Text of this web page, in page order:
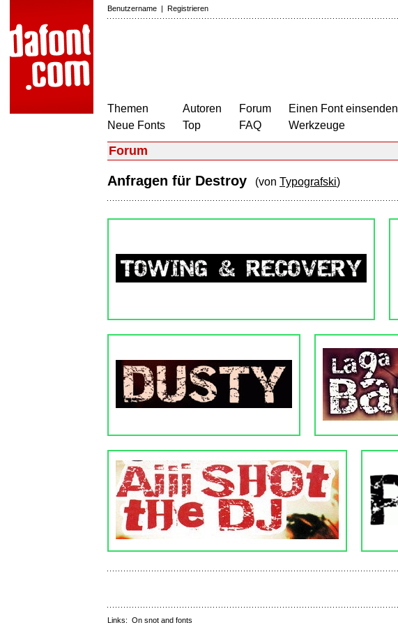
Benutzername | Registrieren
Themen
Neue Fonts
Autoren
Top
Forum
FAQ
Einen Font einsenden
Werkzeuge
Forum
Anfragen für Destroy (von Typografski)
Links: On snot and fonts